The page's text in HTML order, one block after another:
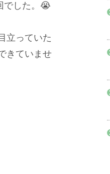
でした。😭
立っていた
きていませ